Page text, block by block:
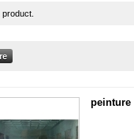
peinture